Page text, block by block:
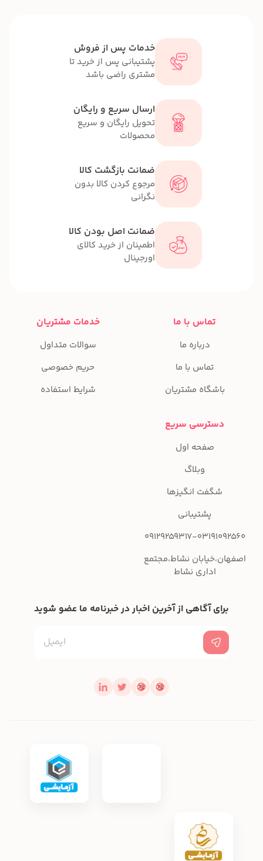
خدمات پس از فروش
پشتیبانی پس از خرید تا
مشتری راضی باشد
ارسال سریع و رایگان
تحویل رایگان و سریع
محصولات
ضمانت بازگشت کالا
مرجوع کردن کالا بدون
نگرانی
ضمانت اصل بودن کالا
اطمینان از خرید کالای
اورجینال
تماس با ما
درباره ما
تماس با ما
باشگاه مشتریان
خدمات مشتریان
سوالات متداول
حریم خصوصی
شرایط استفاده
دسترسی سریع
صفحه اول
وبلاگ
شگفت انگیزها
پشتیبانی
09129259317-03191092560
اصفهان،خیابان نشاط،مجتمع
اداری نشاط
برای آگاهی از آخرین اخبار در خبرنامه ما عضو شوید